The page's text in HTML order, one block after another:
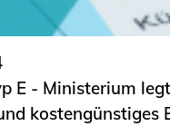
E - Ministerium
kostengünstiges